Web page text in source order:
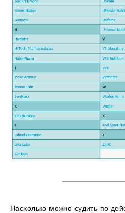
Насколько можно судить по